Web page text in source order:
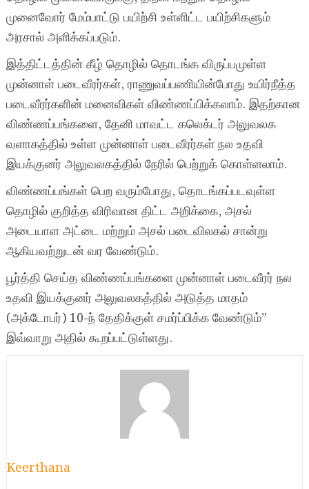
முனைவோர் மேம்பாட்டு பயிற்சி உள்ளிட்ட பயிற்சிகளும்
அரசால் அளிக்கப்படும்.
இத்திட்டத்தின் கீழ் தொழில் தொடங்க விருப்பமுள்ள
முன்னாள் படைவீரர்கள், ராணுவப்பணியின்போது உயிர்நீத்த
படைவீரர்களின் மனைவிகள் விண்ணப்பிக்கலாம். இதற்கான
விண்ணப்பங்களை, தேனி மாவட்ட கலெக்டர் அலுவலக
வளாகத்தில் உள்ள முன்னாள் படைவீரர்கள் நல உதவி
இயக்குனர் அலுவலகத்தில் நேரில் பெற்றுக் கொள்ளலாம்.
விண்ணப்பங்கள் பெற வரும்போது, தொடங்கப்படவுள்ள
தொழில் குறித்த விரிவான திட்ட அறிக்கை, அசல்
அடையாள அட்டை மற்றும் அசல் படைவிலகல் சான்று
ஆகியவற்றுடன் வர வேண்டும்.
பூர்த்தி செய்த விண்ணப்பங்களை முன்னாள் படைவீரர் நல
உதவி இயக்குனர் அலுவலகத்தில் அடுத்த மாதம்
(அக்டோபர்) 10-ந் தேதிக்குள் சமர்ப்பிக்க வேண்டும்”
இவ்வாறு அதில் கூறப்பட்டுள்ளது.
Keerthana